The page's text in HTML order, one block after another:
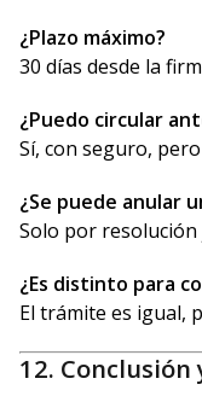
¿Plazo máximo?
30 días desde la
¿Puedo circular
Sí, con seguro,
¿Se puede anular
Solo por resolución
¿Es distinto para
El trámite es igual,
12.